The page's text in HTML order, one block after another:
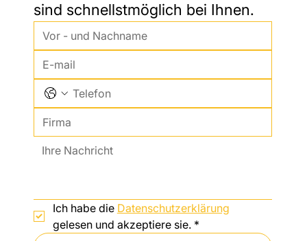
sind schnellstmöglich bei Ihnen.
Ich habe die Datenschutzerklärung
gelesen und akzeptiere sie. *